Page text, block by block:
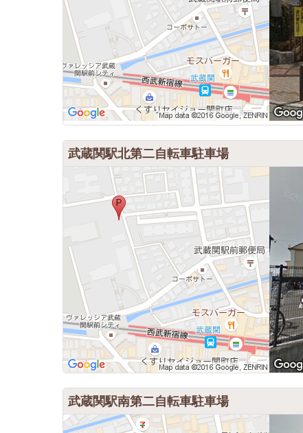
武蔵関駅北第二自転車駐車場
武蔵関駅南第二自転車駐車場